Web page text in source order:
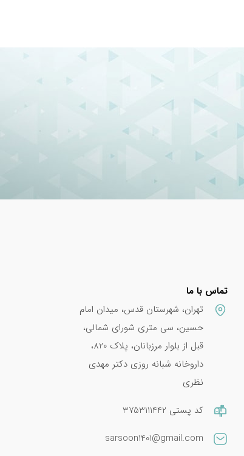
تماس با ما
تهران، شهرستان قدس، میدان امام
حسین، سی متری شورای شمالی،
قبل از بلوار مرزبانان، پلاک 820،
داروخانه شبانه روزی دکتر مهدی
نظری
کد پستی 3753111442
sarsoon1401@gmail.com